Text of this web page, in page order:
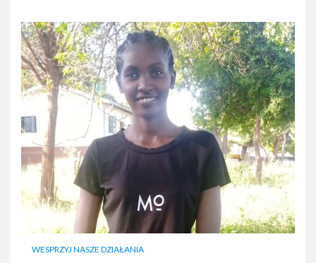
WESPRZYJ NASZE DZIAŁANIA